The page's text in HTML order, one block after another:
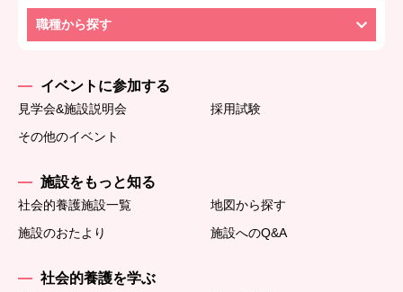
職種から探す
イベントに参加する
見学会&施設説明会
採用試験
その他のイベント
施設をもっと知る
社会的養護施設一覧
地図から探す
施設のおたより
施設へのQ&A
社会的養護を学ぶ